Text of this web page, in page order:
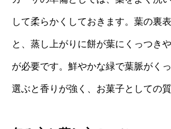
して柔らかくしておきます。葉の裏
と、蒸し上がりに餅が葉にくっつき
が必要です。鮮やかな緑で葉脈がく
選ぶと香りが強く、お菓子としての